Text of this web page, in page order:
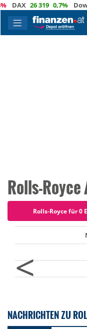
26 319 0,7% Dow 54
Rolls-Royce
Rolls-Royce für 0
<
NACHRICHTEN ZU